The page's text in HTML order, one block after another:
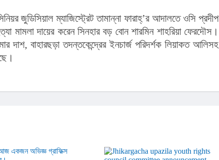
জুডিসিয়াল ম্যাজিস্ট্রেট তামান্না ফারাহ্’র আদালতে ওসি প্রদীপ
দায়ের করেন সিনহার বড় বোন শারমিন শাহরিয়া ফেরদৌস।
দাশ, বাহারছড়া তদন্তকেন্দ্রের ইনচার্জ পরিদর্শক লিয়াকত আলিসহ